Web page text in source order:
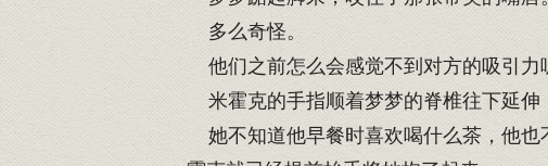
多么奇怪。
他们之前怎么会感觉不到对方的吸引力
米霍克的手指顺着梦梦的脊椎往下延伸
她不知道他早餐时喜欢喝什么茶，他也